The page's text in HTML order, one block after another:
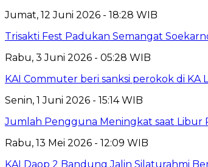
Jumat, 12 Juni 2026 - 18:28 WIB
Trisakti Fest Padukan Semangat
Rabu, 3 Juni 2026 - 05:28 WIB
KAI Commuter beri sanksi perokok di KA
Senin, 1 Juni 2026 - 15:14 WIB
Jumlah Pengguna Meningkat saat Libur
Rabu, 13 Mei 2026 - 12:09 WIB
KAI Daop 2 Bandung Jalin Silaturahmi